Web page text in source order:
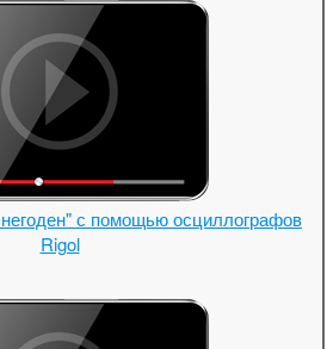
с помощью осциллографов
Rigol